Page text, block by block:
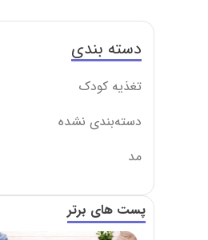
دسته بندی
تغذیه کودک
دسته‌بندی نشده
مد
پست های برتر